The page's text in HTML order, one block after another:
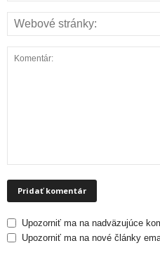
Upozorniť ma na nadväzujúce
Upozorniť ma na nové články